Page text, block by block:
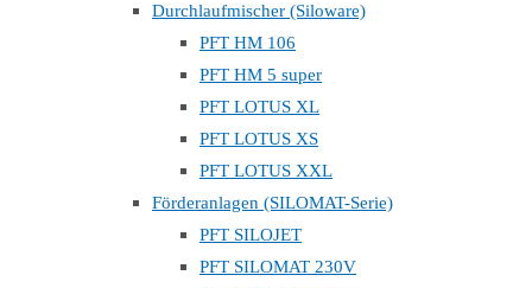
Durchlaufmischer (Siloware)
PFT HM 106
PFT HM 5 super
PFT LOTUS XL
PFT LOTUS XS
PFT LOTUS XXL
Förderanlagen (SILOMAT-Serie)
PFT SILOJET
PFT SILOMAT 230V